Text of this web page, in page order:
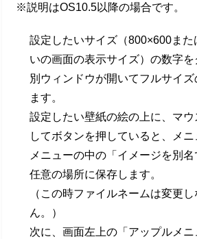
※説明はOS10.5以降の場合です。
設定したいサイズ（800×600ま
いの画面の表示サイズ）の数字を
別ウィンドウが開いてフルサイ
ます。
設定したい壁紙の絵の上に、マ
してボタンを押していると、メニ
メニューの中の「イメージを別名
任意の場所に保存します。
（この時ファイルネームは変更
ん。）
次に、画面左上の「アップルメ